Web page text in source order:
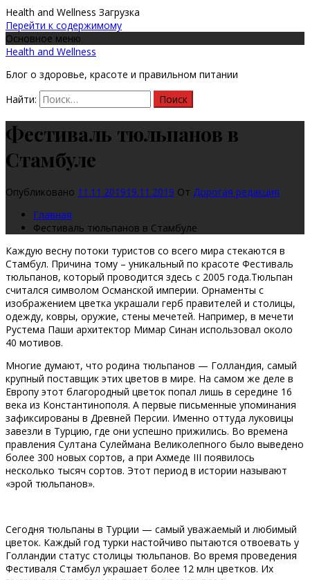
Health and Wellness Загрузка
Перейти к содержимому
Основное меню
Health and Wellness
Блог о здоровье, красоте и правильном питании
Найти:
Фестиваль тюльпанов в
Стамбуле
Опубликовано 11.11.201919.11.2019 От Дорогая редакция
Главная
Фестиваль тюльпанов в Стамбуле
Каждую весну потоки туристов со всего мира стекаются в
Стамбул. Причина тому – уникальный по красоте Фестиваль
тюльпанов, который проводится здесь с 2005 года.Тюльпан
считался символом Османской империи. Орнаменты с
изображением цветка украшали герб правителей и столицы,
одежду, ковры, оружие, стены мечетей. Например, в мечети
Рустема Паши архитектор Мимар Синан использовал около
40 мотивов.
Многие думают, что родина тюльпанов — Голландия, самый
крупный поставщик этих цветов в мире. На самом же деле в
Европу этот благородный цветок попал лишь в середине 16
века из Константинополя. А первые письменные упоминания
зафиксированы в Древней Персии. Именно оттуда луковицы
завезли в Турцию, где они успешно прижились. Во времена
правления Султана Сулеймана Великолепного было выведено
более 300 новых сортов, а при Ахмеде III появилось
несколько тысяч сортов. Этот период в истории называют
«эрой тюльпанов».
Сегодня тюльпаны в Турции — самый уважаемый и любимый
цветок. Каждый год турки настойчиво пытаются отвоевать у
Голландии статус столицы тюльпанов. Во время проведения
Фестиваля Стамбул украшает более 12 млн цветков. Их